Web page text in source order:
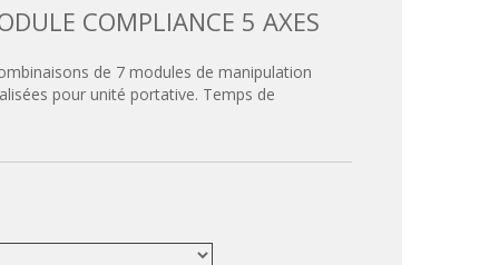
COMPLIANCE 5 AXES
de 7 modules de manipulation
pour unité portative. Temps de